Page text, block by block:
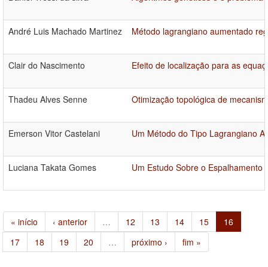
André Luis Machado Martinez Método lagrangiano aumentado
Clair do Nascimento Efeito de localização para as
Thadeu Alves Senne Otimização topológica de
Emerson Vitor Castelani Um Método do Tipo Lagrangiano
Luciana Takata Gomes Um Estudo Sobre o
« início ‹ anterior … 12 13 14 15
16
17
18 19 20 … próximo › fim »